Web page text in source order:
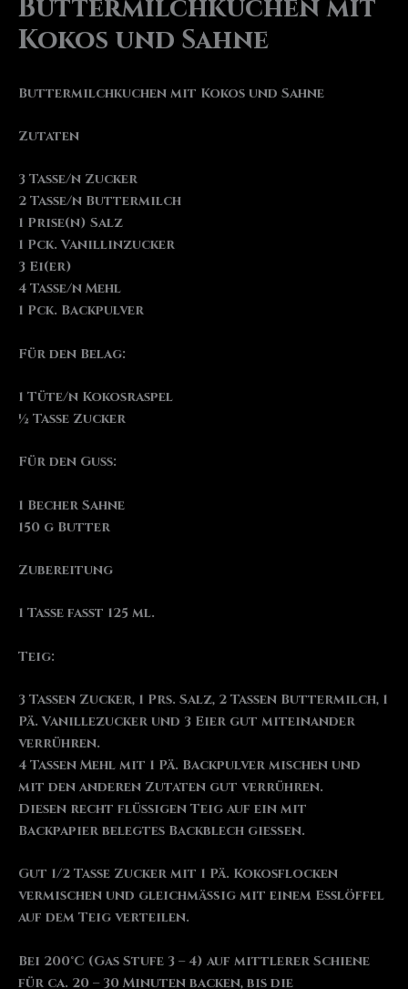
Buttermilchkuchen mit
Kokos und Sahne
Buttermilchkuchen mit Kokos und Sahne
Zutaten
3 Tasse/n Zucker
2 Tasse/n Buttermilch
1 Prise(n) Salz
1 Pck. Vanillinzucker
3 Ei(er)
4 Tasse/n Mehl
1 Pck. Backpulver
Für den Belag:
1 Tüte/n Kokosraspel
½ Tasse Zucker
Für den Guss:
1 Becher Sahne
150 g Butter
Zubereitung
1 Tasse fasst 125 ml.
Teig:
3 Tassen Zucker, 1 Prs. Salz, 2 Tassen Buttermilch, 1
Pä. Vanillezucker und 3 Eier gut miteinander
verrühren.
4 Tassen Mehl mit 1 Pä. Backpulver mischen und
mit den anderen Zutaten gut verrühren.
Diesen recht flüssigen Teig auf ein mit
Backpapier belegtes Backblech gießen.
Gut 1/2 Tasse Zucker mit 1 Pä. Kokosflocken
vermischen und gleichmäßig mit einem Esslöffel
auf dem Teig verteilen.
Bei 200°C (Gas Stufe 3 – 4) auf mittlerer Schiene
für ca. 20 – 30 Minuten backen, bis die